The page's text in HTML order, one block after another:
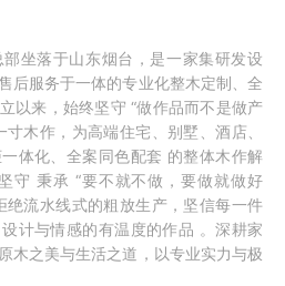
坐落于山东烟台，是一家集研发设
后服务于一体的专业化整木定制、全
以来，始终坚守 “做作品而不是做产
木作，为高端住宅、别墅、酒店、
体化、全案同色配套 的整体木作解
守 秉承 “要不就不做，要做就做好
绝流水线式的粗放生产，坚信每一件
计与情感的有温度的作品 。深耕家
木之美与生活之道，以专业实力与极